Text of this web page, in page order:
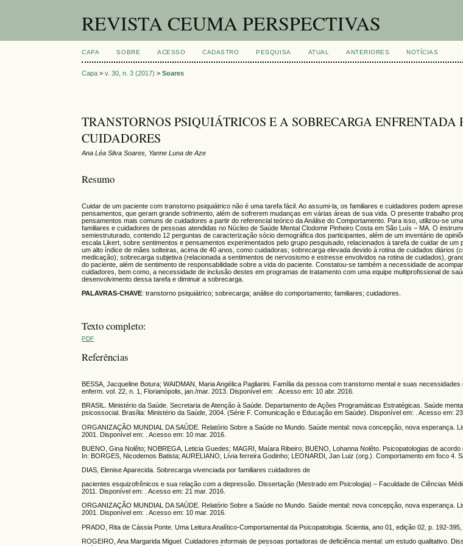
REVISTA CEUMA PERSPECTIVAS
CAPA SOBRE ACESSO CADASTRO PESQUISA ATUAL ANTERIORES NOTÍCIAS
Capa >v. 30, n. 3 (2017) >Soares
TRANSTORNOS PSIQUIÁTRICOS E A SOBRECARGA ENFRENTADA
CUIDADORES
Ana Léa Silva Soares, Yanne Luna de Aze
Resumo
Cuidar de um paciente com transtorno psiquiátrico não é uma tarefa fácil. Ao assumi-la, os familiares e cuidadores podem
pensamentos, que geram grande sofrimento, além de sofrerem mudanças em várias áreas de sua vida. O presente trabalho
pensamentos mais comuns de cuidadores a partir do referencial teórico da Análise do Comportamento. Para isso, utilizou-se
familiares e cuidadores de pessoas atendidas no Núcleo de Saúde Mental Clodomir Pinheiro Costa em São Luís – MA. O
semiestruturado, contendo 12 perguntas de caracterização sócio demográfica dos participantes, além de um inventário de
escala Likert, sobre sentimentos e pensamentos experimentados pelo grupo pesquisado, relacionados à tarefa de cuidar de
um alto índice de mães solteiras, acima de 40 anos, como cuidadoras; sobrecarga elevada devido à rotina de cuidados diários
medicação); sobrecarga subjetiva (relacionada a sentimentos de nervosismo e estresse envolvidos na rotina de cuidados),
do paciente, além de sentimento de responsabilidade sobre a vida do paciente. Constatou-se também a necessidade de
cuidadores, bem como, a necessidade de inclusão destes em programas de tratamento com uma equipe multiprofissional de
desenvolvimento dessa tarefa e diminuir a sobrecarga.
PALAVRAS-CHAVE: transtorno psiquiátrico; sobrecarga; análise do comportamento; familiares; cuidadores.
Texto completo:
PDF
Referências
BESSA, Jacqueline Botura; WAIDMAN, Maria Angélica Pagliarini. Família da pessoa com transtorno mental e suas
enferm. vol. 22, n. 1, Florianópolis, jan./mar. 2013. Disponível em: . Acesso em: 10 abr. 2016.
BRASIL. Ministério da Saúde. Secretaria de Atenção à Saúde. Departamento de Ações Programáticas Estratégicas. Saúde
psicossocial. Brasília: Ministério da Saúde, 2004. (Série F. Comunicação e Educação em Saúde). Disponível em: . Acesso em: 23
ORGANIZAÇÃO MUNDIAL DA SAÚDE. Relatório Sobre a Saúde no Mundo. Saúde mental: nova concepção, nova esperança.
2001. Disponível em: . Acesso em: 10 mar. 2016.
BUENO, Gina Nolêto; NOBREGA, Leticia Guedes; MAGRI, Maíara Ribeiro; BUENO, Lohanna Nolêto. Psicopatologias de
In: BORGES, Nicodemos Batista; AURELIANO, Lívia ferreira Godinho; LEONARDI, Jan Luiz (org.). Comportamento em foco 4.
DIAS, Elenise Aparecida. Sobrecarga vivenciada por familiares cuidadores de
pacientes esquizofrênicos e sua relação com a depressão. Dissertação (Mestrado em Psicologia) – Faculdade de Ciências
2011. Disponível em: . Acesso em: 21 mar. 2016.
ORGANIZAÇÃO MUNDIAL DA SAÚDE. Relatório Sobre a Saúde no Mundo. Saúde mental: nova concepção, nova esperança.
2001. Disponível em: . Acesso em: 10 mar. 2016.
PRADO, Rita de Cássia Ponte. Uma Leitura Analítico-Comportamental da Psicopatologia. Scientia, ano 01, edição 02, p. 192-395,
ROGEIRO, Ana Margarida Miguel. Cuidadores informais de pessoas portadoras de deficiência mental: um estudo qualitativo.